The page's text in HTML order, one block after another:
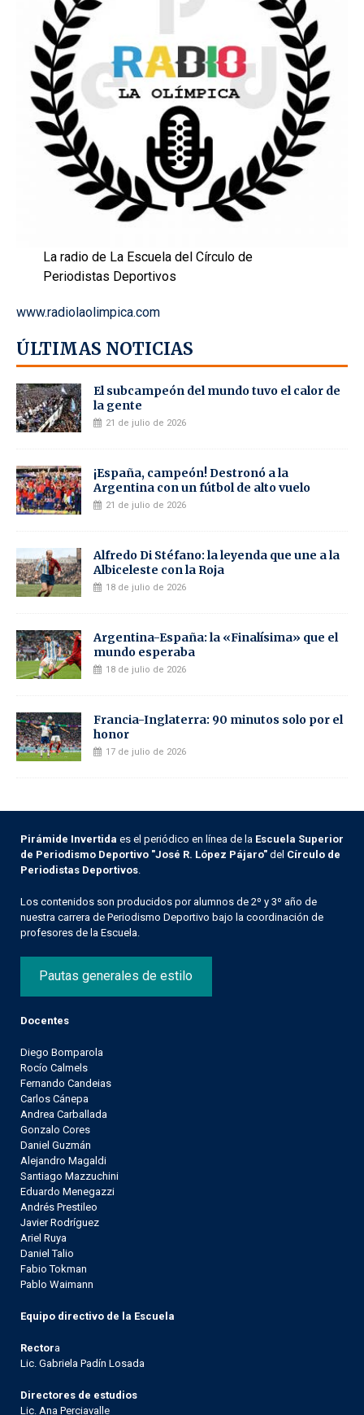
La radio de La Escuela del Círculo de
Periodistas Deportivos
www.radiolaolimpica.com
ÚLTIMAS NOTICIAS
El subcampeón del mundo tuvo el calor de
la gente
21 de julio de 2026
¡España, campeón! Destronó a la
Argentina con un fútbol de alto vuelo
21 de julio de 2026
Alfredo Di Stéfano: la leyenda que une a la
Albiceleste con la Roja
18 de julio de 2026
Argentina-España: la «Finalísima» que el
mundo esperaba
18 de julio de 2026
Francia-Inglaterra: 90 minutos solo por el
honor
17 de julio de 2026
Pirámide Invertida es el periódico en línea de la Escuela Superior
de Periodismo Deportivo "José R. López Pájaro" del Círculo de
Periodistas Deportivos
Los contenidos son producidos por alumnos de 2º y 3º año de
nuestra carrera de Periodismo Deportivo bajo la coordinación de
profesores de la Escuela.
Pautas generales de estilo
Docentes
Diego Bomparola
Rocío Calmels
Fernando Candeias
Carlos Cánepa
Andrea Carballada
Gonzalo Cores
Daniel Guzmán
Alejandro Magaldi
Santiago Mazzuchini
Eduardo Menegazzi
Andrés Prestileo
Javier Rodríguez
Ariel Ruya
Daniel Talio
Fabio Tokman
Pablo Waimann
Equipo directivo de la Escuela
Rectora
Lic. Gabriela Padín Losada
Directores de estudios
Lic. Ana Perciavalle